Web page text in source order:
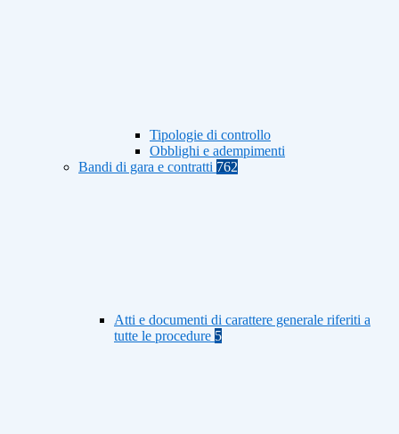
Tipologie di controllo
Obblighi e adempimenti
Bandi di gara e contratti 762
Atti e documenti di carattere generale riferiti a
tutte le procedure 5